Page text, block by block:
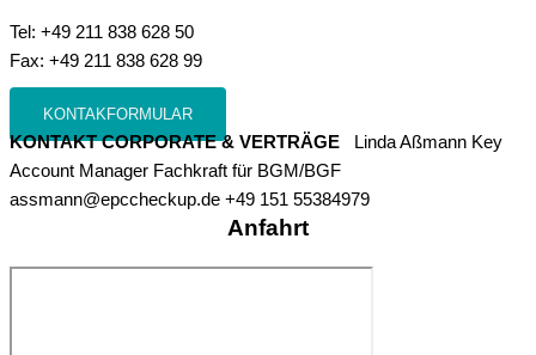
Tel: +49 211 838 628 50
Fax: +49 211 838 628 99
KONTAKFORMULAR
KONTAKT CORPORATE & VERTRÄGE Linda Aßmann Key
Account Manager Fachkraft für BGM/BGF
assmann@epccheckup.de +49 151 55384979
Anfahrt